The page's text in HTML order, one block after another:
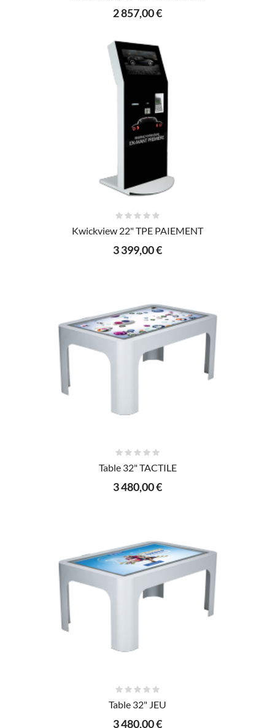
2 857,00 €
AJOUTER AU PANIER
Kwickview 22" TPE PAIEMENT
3 399,00 €
AJOUTER AU PANIER
Table 32" TACTILE
3 480,00 €
AJOUTER AU PANIER
Table 32" JEU
3 480,00 €